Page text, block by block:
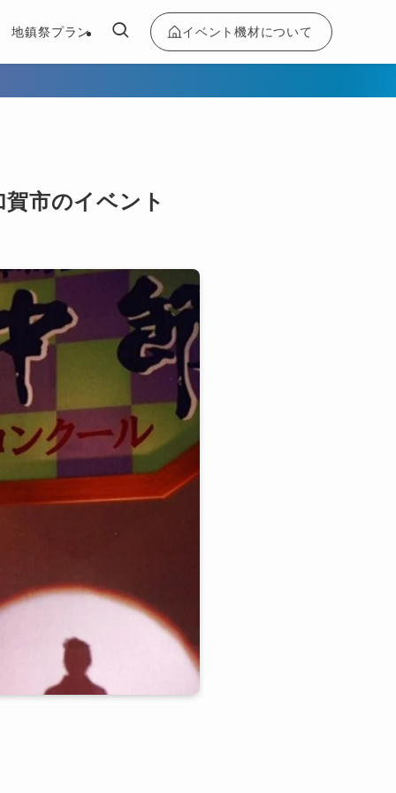
地鎮祭プラン イベント機材について
市のイベント